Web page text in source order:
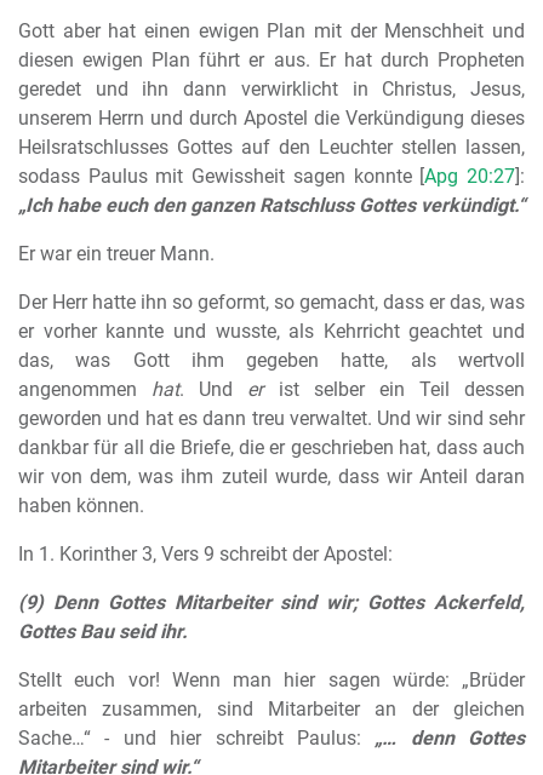
Gott aber hat einen ewigen Plan mit der Menschheit und
diesen ewigen Plan führt er aus. Er hat durch Propheten
geredet und ihn dann verwirklicht in Christus, Jesus,
unserem Herrn und durch Apostel die Verkündigung dieses
Heilsratschlusses Gottes auf den Leuchter stellen lassen,
sodass Paulus mit Gewissheit sagen konnte [Apg 20:27]:
„Ich habe euch den ganzen Ratschluss Gottes verkündigt.“
Er war ein treuer Mann.
Der Herr hatte ihn so geformt, so gemacht, dass er das, was
er vorher kannte und wusste, als Kehrricht geachtet und
das, was Gott ihm gegeben hatte, als wertvoll
angenommen hat. Und erist selber ein Teil dessen
geworden und hat es dann treu verwaltet. Und wir sind sehr
dankbar für all die Briefe, die er geschrieben hat, dass auch
wir von dem, was ihm zuteil wurde, dass wir Anteil daran
haben können.
In 1. Korinther 3, Vers 9 schreibt der Apostel:
(9) Denn Gottes Mitarbeiter sind wir; Gottes Ackerfeld,
Gottes Bau seid ihr.
Stellt euch vor! Wenn man hier sagen würde: „Brüder
arbeiten zusammen, sind Mitarbeiter an der gleichen
Sache…“ - und hier schreibt Paulus: „… denn
Gottes
Mitarbeiter sind wir.“